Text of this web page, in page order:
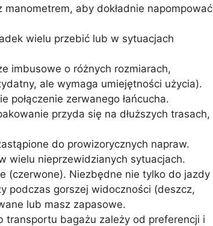
aby dokładnie napompować
wielu przebić lub w sytuacjach
imbusowe o różnych rozmiarach,
ale wymaga umiejętności użycia).
połączenie zerwanego łańcucha.
przyda się na dłuższych trasach,
do prowizorycznych napraw.
wielu nieprzewidzianych sytuacjach.
(czerwone). Niezbędne nie tylko do jazdy
podczas gorszej widoczności (deszcz,
lub masz zapasowe.
transportu bagażu zależy od preferencji i